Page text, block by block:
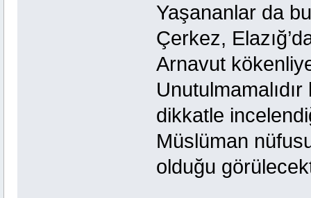
Yaşananlar da
Çerkez,
Arnavut
dikkatle
Müslüman
olduğu